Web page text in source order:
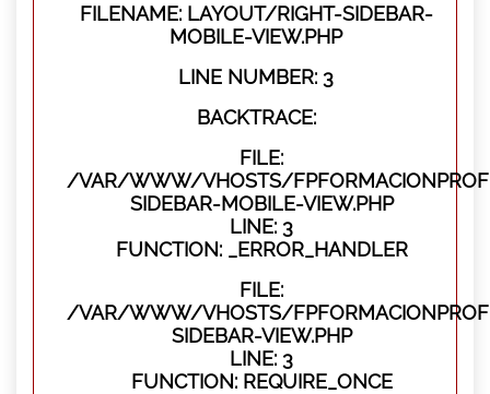
FILENAME: LAYOUT/RIGHT-SIDEBAR-
MOBILE-VIEW.PHP
LINE NUMBER: 3
BACKTRACE:
FILE:
/VAR/WWW/VHOSTS/
SIDEBAR-MOBILE-VIEW.PHP
LINE: 3
FUNCTION: _ERROR_HANDLER
FILE:
/VAR/WWW/VHOSTS/
SIDEBAR-VIEW.PHP
LINE: 3
FUNCTION: REQUIRE_ONCE